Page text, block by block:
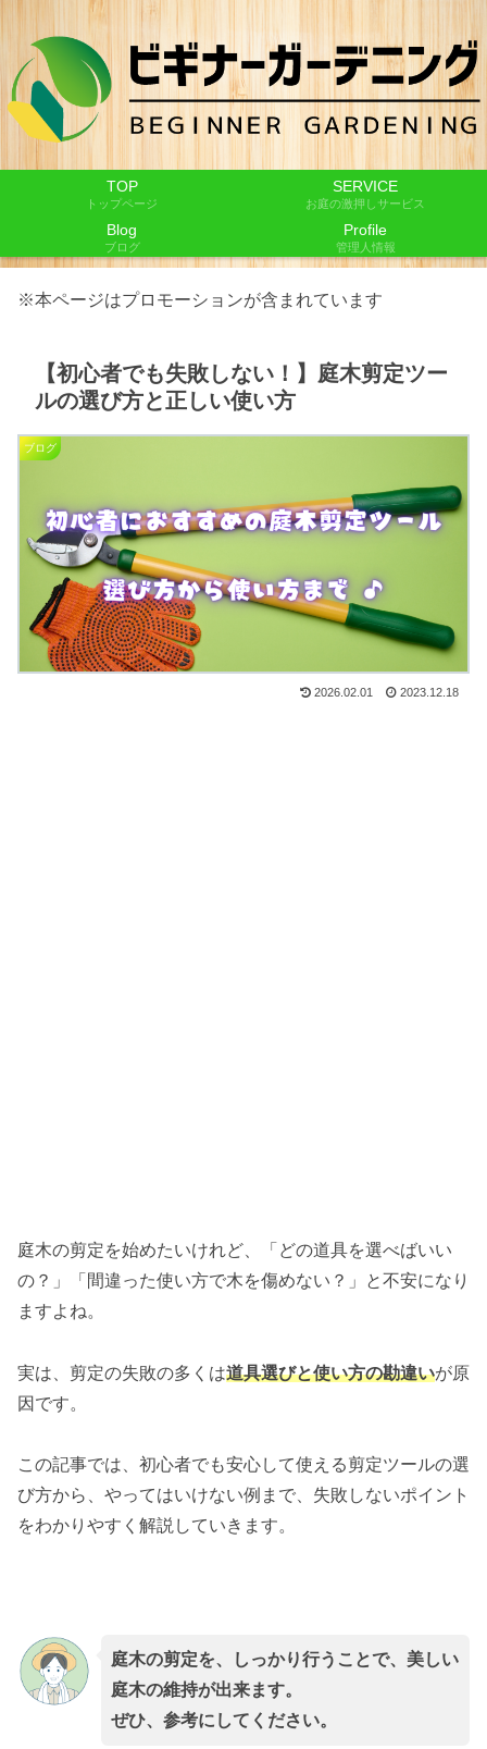
TOP
トップページ
SERVICE
お庭の激押しサービス
Blog
ブログ
Profile
管理人情報
※本ページはプロモーションが含まれています
【初心者でも失敗しない！】庭木剪定ツー
ルの選び方と正しい使い方
ブログ
2026.02.01 2023.12.18
庭木の剪定を始めたいけれど、「どの道具を選べばいい
の？」「間違った使い方で木を傷めない？」と不安になり
ますよね。
実は、剪定の失敗の多くは道具選びと使い方の勘違いが原
因です。
この記事では、初心者でも安心して使える剪定ツールの選
び方から、やってはいけない例まで、失敗しないポイント
をわかりやすく解説していきます。
庭木の剪定を、しっかり行うことで、美しい
庭木の維持が出来ます。
ぜひ、参考にしてください。